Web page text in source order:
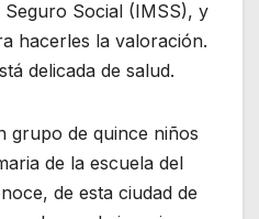
Social (IMSS), y
hacerles la valoración.
delicada de salud.
grupo de quince niños
de la escuela del
de esta ciudad de